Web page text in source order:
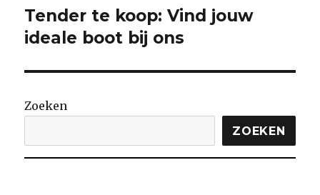
Volgende
bericht:
Tender te koop: Vind jouw
ideale boot bij ons
Zoeken
ZOEKEN